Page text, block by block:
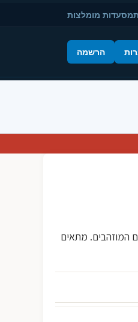
מסעדות מומלצות
הרשמה
המוזהבים. מתאים